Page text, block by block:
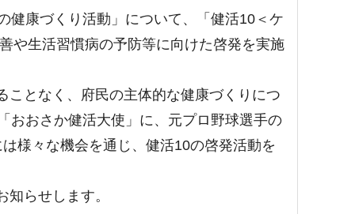
康づくり活動」について、「健活10＜ケ
や生活習慣病の予防等に向けた啓発を実施
となく、府民の主体的な健康づくりにつ
おおさか健活大使」に、元プロ野球選手の
様々な機会を通じ、健活10の啓発活動を
らせします。